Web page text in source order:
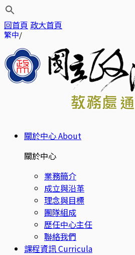
回首頁 政大首頁
繁中
關於中心About
關於中心
業務簡介
成立與沿革
理念與目標
團隊組成
歷任中心主任
聯絡我們
課程資訊Curricula